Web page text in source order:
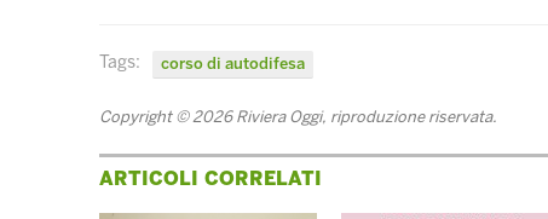
Tags: corso di autodifesa
Copyright © 2026 Riviera Oggi, riproduzione riservata.
ARTICOLI CORRELATI